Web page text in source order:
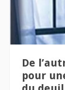
De
pour